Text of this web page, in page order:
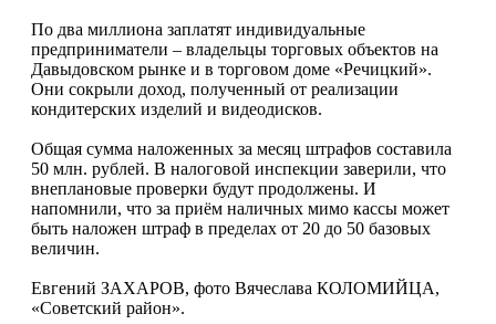
По два миллиона заплатят индивидуальные
предприниматели – владельцы торговых объектов на
Давыдовском рынке и в торговом доме «Речицкий».
Они сокрыли доход, полученный от реализации
кондитерских изделий и видеодисков.
Общая сумма наложенных за месяц штрафов составила
50 млн. рублей. В налоговой инспекции заверили, что
внеплановые проверки будут продолжены. И
напомнили, что за приём наличных мимо кассы может
быть наложен штраф в пределах от 20 до 50 базовых
величин.
Евгений ЗАХАРОВ, фото Вячеслава КОЛОМИЙЦА,
«Советский район».